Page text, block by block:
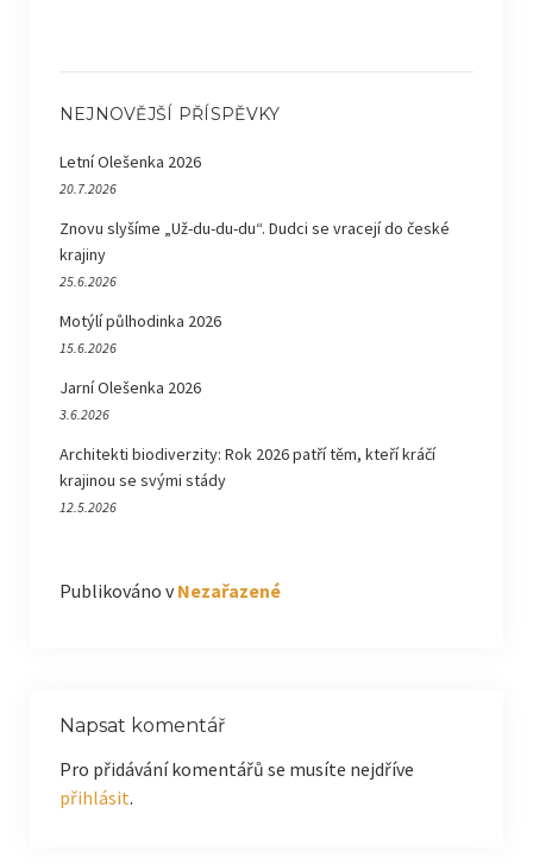
NEJNOVĚJŠÍ PŘÍSPĚVKY
Letní Olešenka 2026
20.7.2026
Znovu slyšíme „Už-du-du-du“. Dudci se vracejí do české
krajiny
25.6.2026
Motýlí půlhodinka 2026
15.6.2026
Jarní Olešenka 2026
3.6.2026
Architekti biodiverzity: Rok 2026 patří těm, kteří kráčí
krajinou se svými stády
12.5.2026
Publikováno v Nezařazené
Napsat komentář
Pro přidávání komentářů se musíte nejdříve
přihlásit.